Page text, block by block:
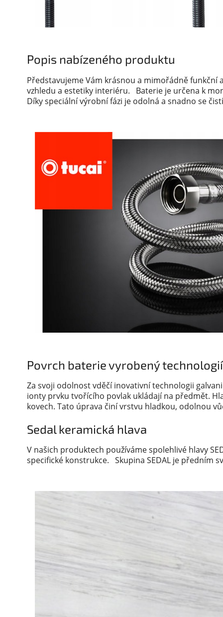
Popis nabízeného produktu
Představujeme Vám krásnou a mimořádně
vzhledu a estetiky interiéru.
Baterie je určena k
Díky speciální výrobní fázi je odolná a snadno se
Povrch baterie vyrobený
Za svoji odolnost vděčí inovativní technologii
ionty prvku tvořícího povlak ukládají na předmět.
kovech. Tato úprava činí vrstvu hladkou, odolnou
Sedal keramická hlava
V našich produktech používáme spolehlivé hlavy
specifické konstrukce. Skupina SEDAL je předním